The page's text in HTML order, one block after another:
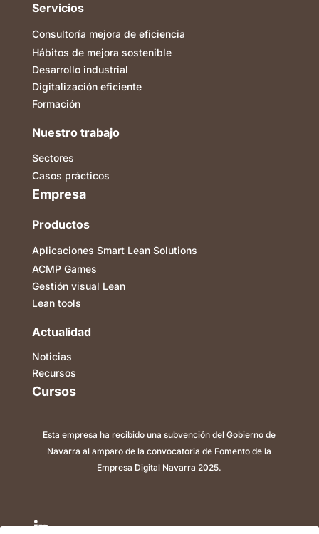
Servicios
Consultoría mejora de eficiencia
Hábitos de mejora sostenible
Desarrollo industrial
Digitalización eficiente
Formación
Nuestro trabajo
Sectores
Casos prácticos
Empresa
Productos
Aplicaciones Smart Lean Solutions
ACMP Games
Gestión visual Lean
Lean tools
Actualidad
Noticias
Recursos
Cursos
Esta empresa ha recibido una subvención del Gobierno de
Navarra al amparo de la convocatoria de Fomento de la
Empresa Digital Navarra 2025.
